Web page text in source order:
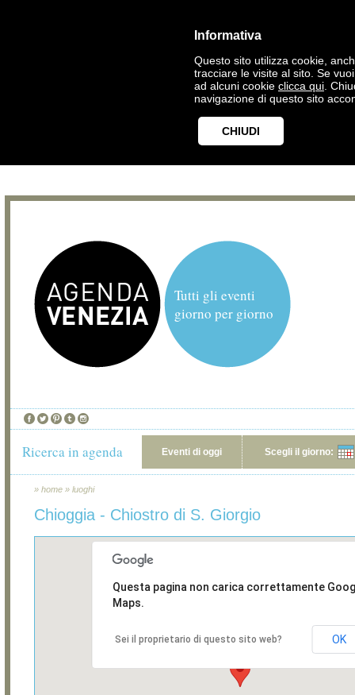
Informativa
Questo sito utilizza cookie,
tracciare le visite al sito. Se
ad alcuni cookie clicca qui .
navigazione di questo sito
CHIUDI
Tutti gli eventi
giorno per giorno
Ricerca in agenda Eventi di oggi Scegli il giorno:
» home » luoghi
Chioggia - Chiostro di S. Giorgio
Questa pagina non carica correttamente
Maps.
Sei il proprietario di questo sito web? OK